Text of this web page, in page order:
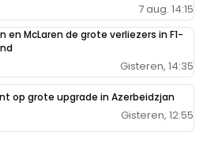
7 aug. 14:15
en McLaren de grote verliezers in F1-
Gisteren, 14:35
op grote upgrade in Azerbeidzjan
Gisteren, 12:55